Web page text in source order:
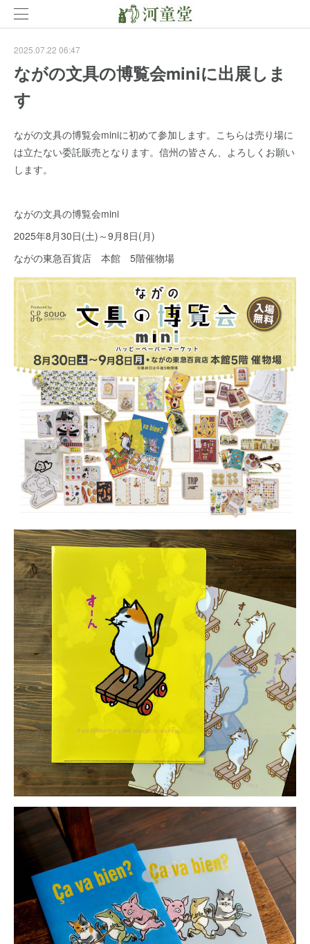
2025.07.22 06:47
ながの文具の博覧会miniに出展しま
す
ながの文具の博覧会miniに初めて参加します。こちらは売り場に
は立たない委託販売となります。信州の皆さん、よろしくお願い
します。
ながの文具の博覧会mini
2025年8月30日(土)～9月8日(月)
ながの東急百貨店 本館 5階催物場